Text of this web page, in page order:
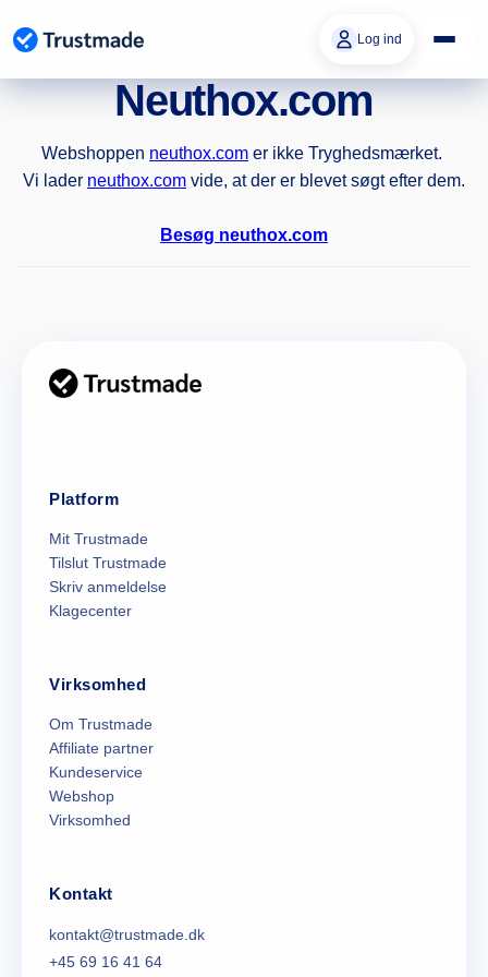
indhold
Log ind
Neuthox.com
Webshoppen neuthox.com er ikke Tryghedsmærket.
Vi lader neuthox.com vide, at der er blevet søgt efter dem.
Besøg neuthox.com
Platform
Mit Trustmade
Tilslut Trustmade
Skriv anmeldelse
Klagecenter
Virksomhed
Om Trustmade
Affiliate partner
Kundeservice
Webshop
Virksomhed
Kontakt
kontakt@trustmade.dk
+45 69 16 41 64